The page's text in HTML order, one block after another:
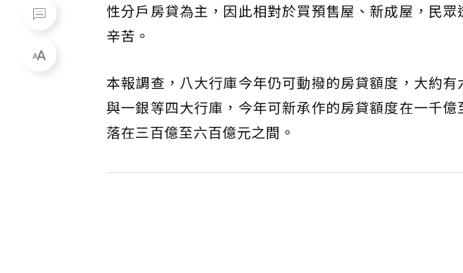
性分戶房貸為主，因此相對於買預售屋、新成屋，民
辛苦。
本報調查，八大行庫今年仍可動撥的房貸額度，大約
與一銀等四大行庫，今年可新承作的房貸額度在一千
落在三百億至六百億元之間。